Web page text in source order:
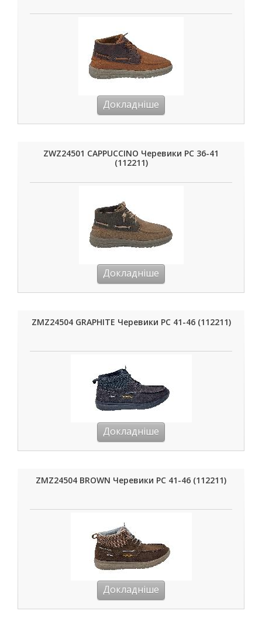
Докладніше
ZWZ24501 CAPPUCCINO Черевики РС 36-41
(112211)
Докладніше
ZMZ24504 GRAPHITE Черевики РС 41-46 (112211)
Докладніше
ZMZ24504 BROWN Черевики РС 41-46 (112211)
Докладніше